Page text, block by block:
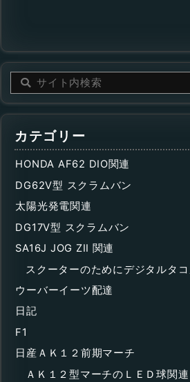
カテゴリー
HONDA AF62 DIO関連
DG62V型 スクラムバン
太陽光発電関連
DG17V型 スクラムバン
SA16J JOG ZII 関連
スクーターのためにデジタルタ
ウーバーイーツ配達
日記
F1
日産ＡＫ１２前期マーチ
ＡＫ１２型マーチのＬＥＤ球関連